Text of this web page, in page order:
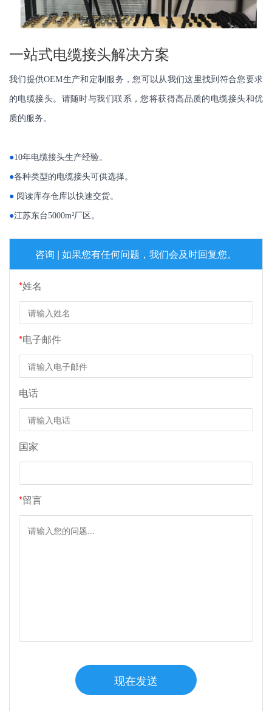
一站式电缆接头解决方案
我们提供OEM生产和定制服务，您可以从我们这里找到符合您要求
的电缆接头。请随时与我们联系，您将获得高品质的电缆接头和优
质的服务。
●10年电缆接头生产经验。
●各种类型的电缆接头可供选择。
● 阅读库存仓库以快速交货。
●江苏东台5000m²厂区。
咨询 | 如果您有任何问题，我们会及时回复您。
*姓名
*电子邮件
电话
国家
*留言
现在发送